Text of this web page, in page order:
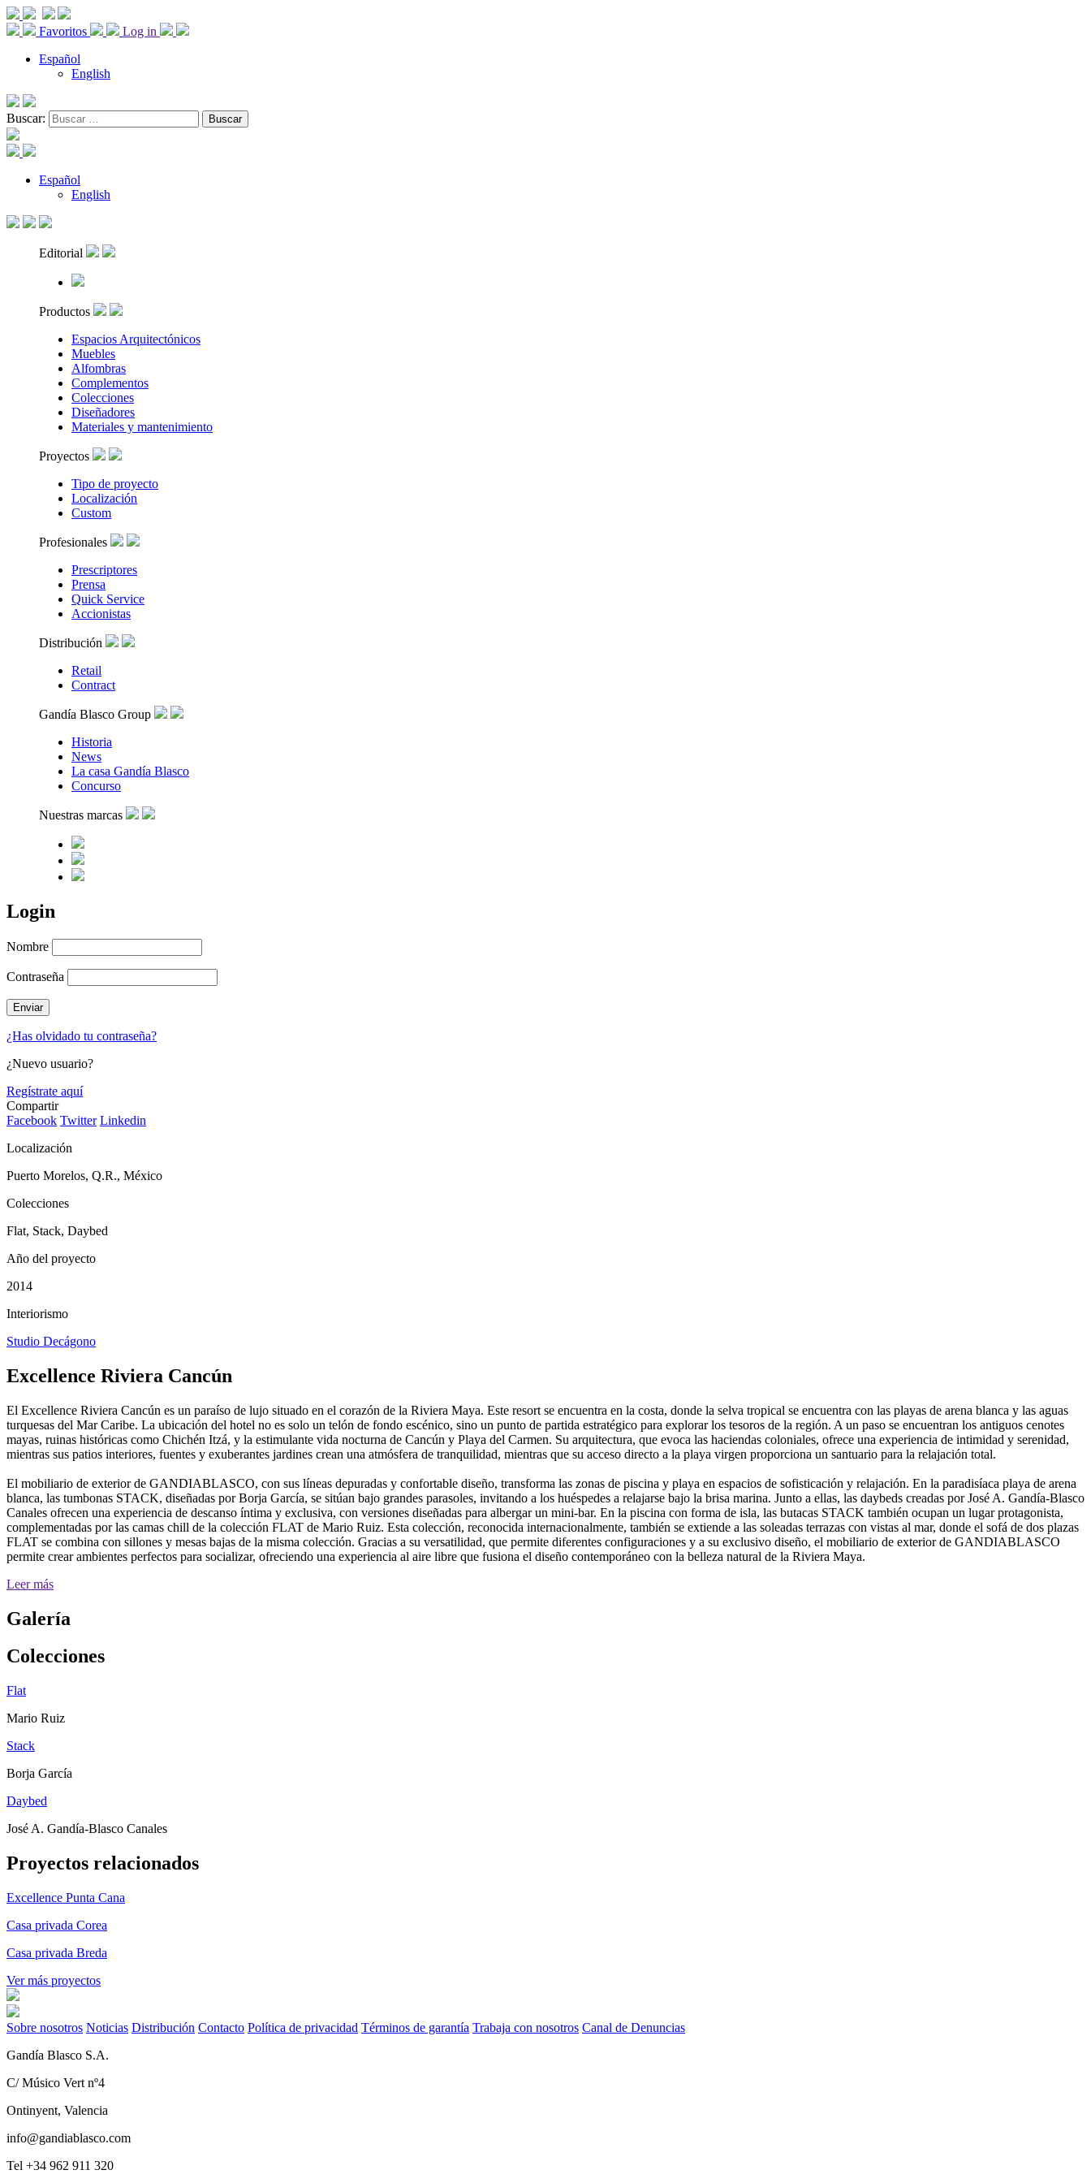
Favoritos
Log in
Español
English
Buscar:
Español
English
Editorial
Productos
Espacios Arquitectónicos
Muebles
Alfombras
Complementos
Colecciones
Diseñadores
Materiales y mantenimiento
Proyectos
Tipo de proyecto
Localización
Custom
Profesionales
Prescriptores
Prensa
Quick Service
Accionistas
Distribución
Retail
Contract
Gandía Blasco Group
Historia
News
La casa Gandía Blasco
Concurso
Nuestras marcas
Login
Nombre
Contraseña
¿Has olvidado tu contraseña?
¿Nuevo usuario?
Regístrate aquí
Compartir
Facebook Twitter Linkedin
Localización
Puerto Morelos, Q.R., México
Colecciones
Flat, Stack, Daybed
Año del proyecto
2014
Interiorismo
Studio Decágono
Excellence Riviera Cancún
El Excellence Riviera Cancún es un paraíso de lujo situado en el corazón de la Riviera Maya. Este resort se encuentra en la costa, donde la selva tropical se encuentra con las playas de arena blanca y las aguas
turquesas del Mar Caribe. La ubicación del hotel no es solo un telón de fondo escénico, sino un punto de partida estratégico para explorar los tesoros de la región. A un paso se encuentran los antiguos cenotes
mayas, ruinas históricas como Chichén Itzá, y la estimulante vida nocturna de Cancún y Playa del Carmen. Su arquitectura, que evoca las haciendas coloniales, ofrece una experiencia de intimidad y serenidad,
mientras sus patios interiores, fuentes y exuberantes jardines crean una atmósfera de tranquilidad, mientras que su acceso directo a la playa virgen proporciona un santuario para la relajación total.
El mobiliario de exterior de GANDIABLASCO, con sus líneas depuradas y confortable diseño, transforma las zonas de piscina y playa en espacios de sofisticación y relajación. En la paradisíaca playa de arena
blanca, las tumbonas STACK, diseñadas por Borja García, se sitúan bajo grandes parasoles, invitando a los huéspedes a relajarse bajo la brisa marina. Junto a ellas, las daybeds creadas por José A. Gandía-Blasco
Canales ofrecen una experiencia de descanso íntima y exclusiva, con versiones diseñadas para albergar un mini-bar. En la piscina con forma de isla, las butacas STACK también ocupan un lugar protagonista,
complementadas por las camas chill de la colección FLAT de Mario Ruiz. Esta colección, reconocida internacionalmente, también se extiende a las soleadas terrazas con vistas al mar, donde el sofá de dos plazas
FLAT se combina con sillones y mesas bajas de la misma colección. Gracias a su versatilidad, que permite diferentes configuraciones y a su exclusivo diseño, el mobiliario de exterior de GANDIABLASCO
permite crear ambientes perfectos para socializar, ofreciendo una experiencia al aire libre que fusiona el diseño contemporáneo con la belleza natural de la Riviera Maya.
Leer más
Galería
Colecciones
Flat
Mario Ruiz
Stack
Borja García
Daybed
José A. Gandía-Blasco Canales
Proyectos relacionados
Excellence Punta Cana
Casa privada Corea
Casa privada Breda
Ver más proyectos
Sobre nosotros Noticias Distribución Contacto Política de privacidad Términos de garantía Trabaja con nosotros Canal de Denuncias
Gandía Blasco S.A.
C/ Músico Vert nº4
Ontinyent, Valencia
info@gandiablasco.com
Tel +34 962 911 320